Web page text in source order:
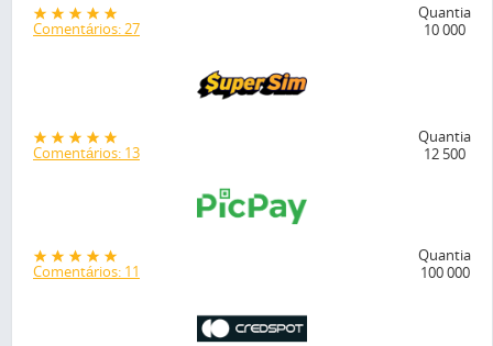
Comentários: 27
Quantia
10 000
Comentários: 13
Quantia
12 500
Comentários: 11
Quantia
100 000